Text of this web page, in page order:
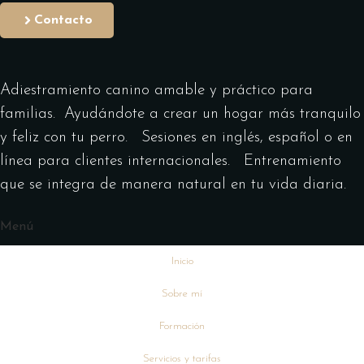
Contacto
Adiestramiento canino amable y práctico para
familias. Ayudándote a crear un hogar más tranquilo
y feliz con tu perro. Sesiones en inglés, español o en
línea para clientes internacionales. Entrenamiento
que se integra de manera natural en tu vida diaria.
Menú
Inicio
Sobre mí
Formación
Servicios y tarifas